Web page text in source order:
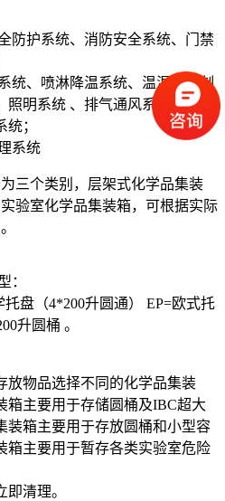
防护系统、消防安全系统、门禁
统、喷淋降温系统、温湿度控制
明系统 、排气通风系统、自动
；
系统
三个类别，层架式化学品集装
验室化学品集装箱，可根据实际
：
盘（4*200升圆通） EP=欧式托
升圆桶 。
放物品选择不同的化学品集装
箱主要用于存储圆桶及IBC超大
装箱主要用于存放圆桶和小型容
箱主要用于暂存各类实验室危险
清理。